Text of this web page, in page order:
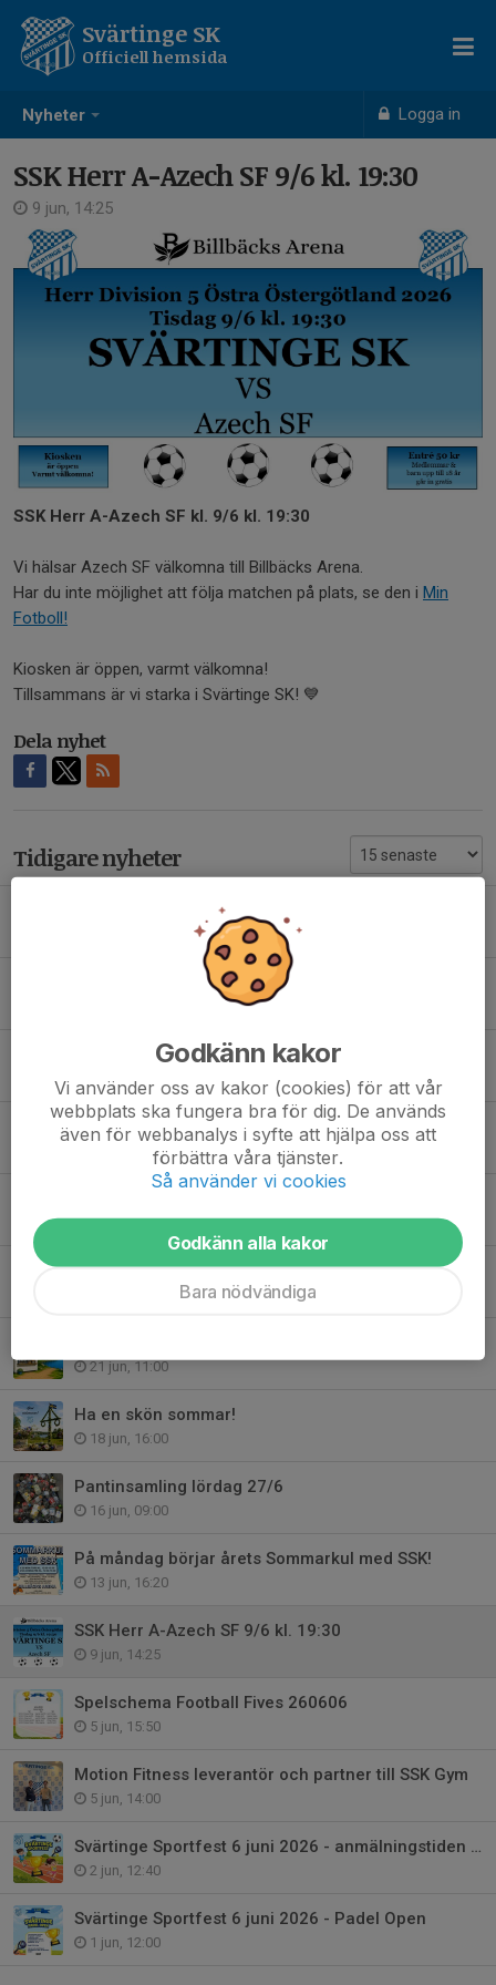
Nyheter Logga in
Svärtinge SK
Officiell hemsida
SSK Herr A-Azech SF 9/6 kl. 19:30
9 jun, 14:25
SSK Herr A-Azech SF kl. 9/6 kl. 19:30
Vi hälsar Azech SF välkomna till Billbäcks Arena.
Har du inte möjlighet att följa matchen på plats, se den i Min
Fotboll!
Kiosken är öppen, varmt välkomna!
Tillsammans är vi starka i Svärtinge SK! 💙
Dela nyhet
Tidigare nyheter
Finbesök på Billbäcks Arena
Imorgon händer det grejer på Billbäcks Arena!
5 aug, 14:49
SSK Dam A-Mjölby AI FF 26/6 kl. 19:00
26 jun, 09:00
24 jun, 18:00
Tack till våra sponsorer av Sommarkul med SSK!
21 jun, 11:00
Ha en skön sommar!
18 jun, 16:00
Pantinsamling lördag 27/6
16 jun, 09:00
På måndag börjar årets Sommarkul med SSK!
13 jun, 16:20
SSK Herr A-Azech SF 9/6 kl. 19:30
9 jun, 14:25
Spelschema Football Fives 260606
5 jun, 15:50
Motion Fitness leverantör och partner till SSK Gym
5 jun, 14:00
Svärtinge Sportfest 6 juni 2026 - anmälningstiden förlängs till torsdag 4/6
2 jun, 12:40
Svärtinge Sportfest 6 juni 2026 - Padel Open
1 jun, 12:00
Godkänn kakor
Vi använder oss av kakor (cookies) för att vår
webbplats ska fungera bra för dig. De används
även för webbanalys i syfte att hjälpa oss att
förbättra våra tjänster.
Så använder vi cookies
Godkänn alla kakor
Bara nödvändiga